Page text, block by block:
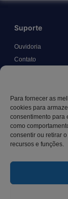
Para fornecer as
cookies para
consentimento para
como
consentir ou retirar
recursos e funções.
Suporte
Ouvidoria
Contato
Canal LGPD e
Contato